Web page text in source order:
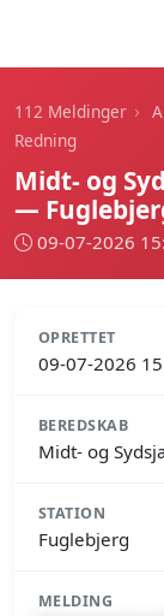
112 Meldinger ›
Redning
Midt- og
—
09-07-2026
OPRETTET
09-07-2026
BEREDSKAB
Midt- og
STATION
Fuglebjerg
MELDING